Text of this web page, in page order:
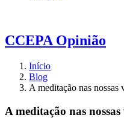
CCEPA Opinião
Início
Blog
A meditação nas nossas
A meditação nas